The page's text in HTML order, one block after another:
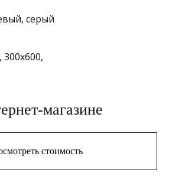
, серый
300x600,
магазине
стоимость